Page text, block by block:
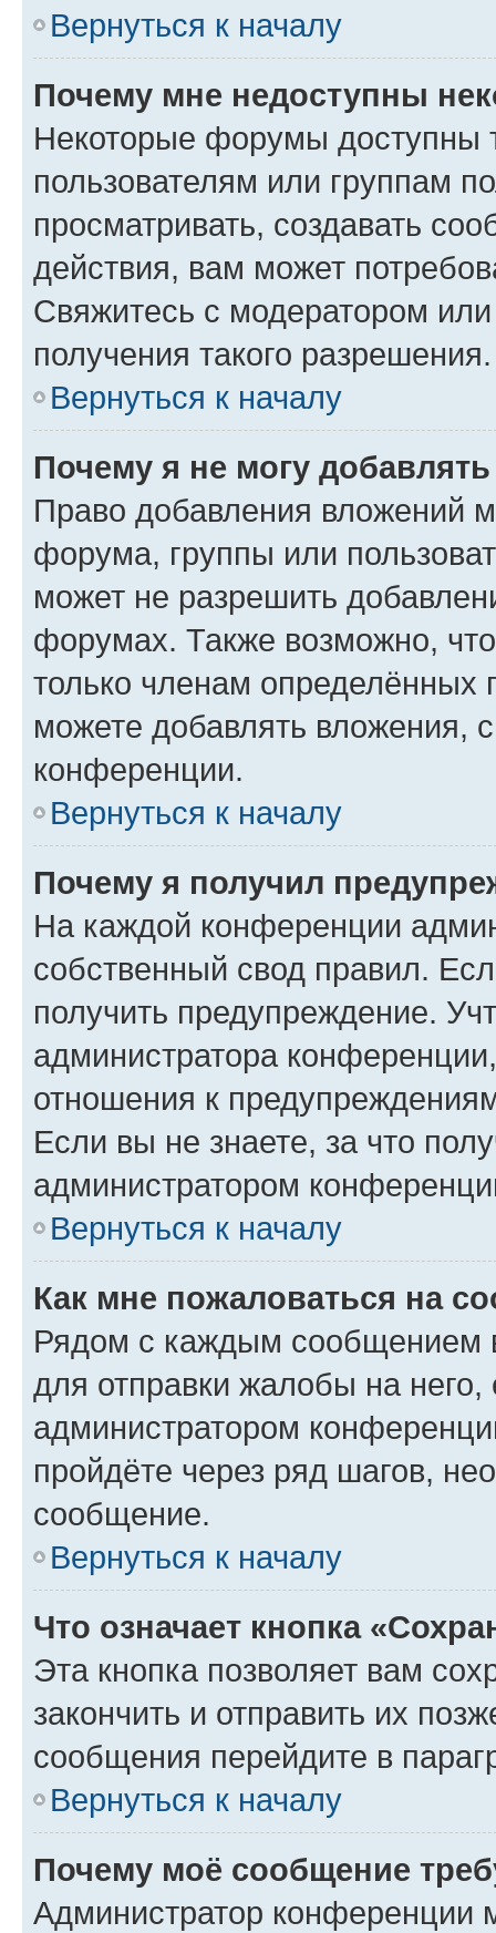
Вернуться к началу
Почему мне недоступны
Некоторые форумы доступны
пользователям или группам
просматривать, создавать
действия, вам может
Свяжитесь с модератором
получения такого разрешения.
Вернуться к началу
Почему я не могу
Право добавления вложений
форума, группы или
может не разрешить
форумах. Также возможно,
только членам определённых
можете добавлять вложения,
конференции.
Вернуться к началу
Почему я получил
На каждой конференции
собственный свод правил.
получить предупреждение.
администратора
отношения к
Если вы не знаете, за что
администратором
Вернуться к началу
Как мне пожаловаться на
Рядом с каждым сообщением
для отправки жалобы на
администратором
пройдёте через ряд шагов,
сообщение.
Вернуться к началу
Что означает кнопка
Эта кнопка позволяет вам
закончить и отправить их
сообщения перейдите в
Вернуться к началу
Почему моё сообщение
Администратор конференции